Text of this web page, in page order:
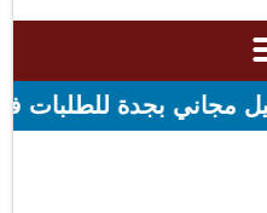
قيمه ال ١٠٠ ريال - شحن مجاني لقيمه اكثر من ٢٩٩